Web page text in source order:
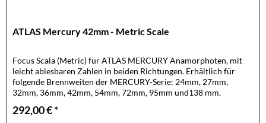
ATLAS Mercury 42mm - Metric Scale
Focus Scala (Metric) für ATLAS MERCURY Anamorphoten, mit
leicht ablesbaren Zahlen in beiden Richtungen. Erhältlich für
folgende Brennweiten der MERCURY-Serie: 24mm, 27mm,
32mm, 36mm, 42mm, 54mm, 72mm, 95mm und138 mm.
292,00 € *